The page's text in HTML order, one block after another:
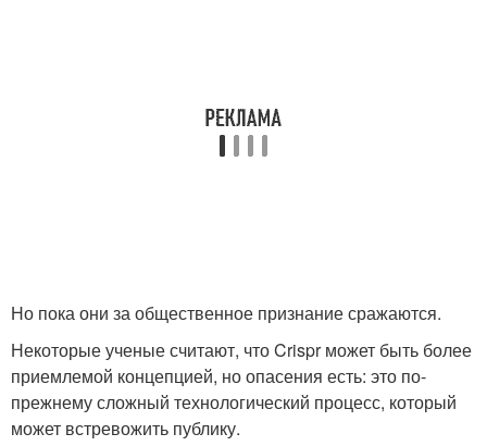
Но пока они за общественное признание сражаются.
Некоторые ученые считают, что Crispr может быть более
приемлемой концепцией, но опасения есть: это по-
прежнему сложный технологический процесс, который
может встревожить публику.